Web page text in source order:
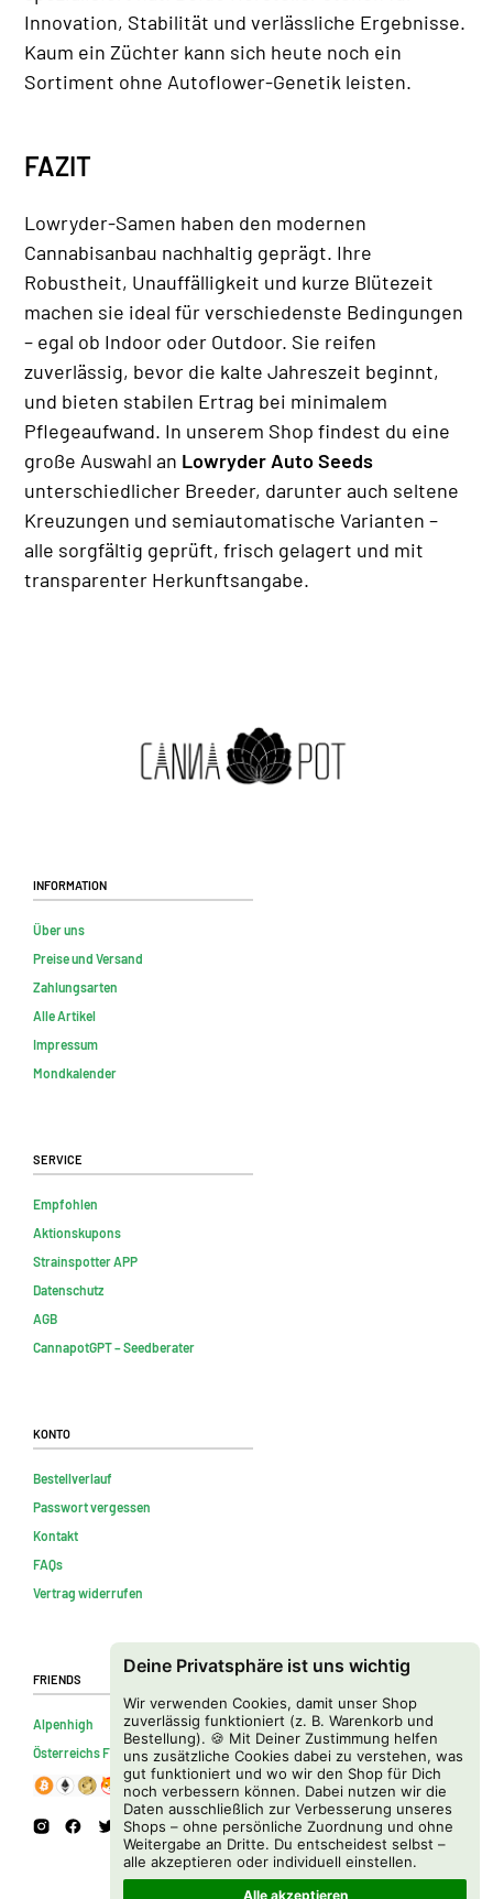
Deine Privatsphäre ist uns wichtig
Wir verwenden Cookies, damit unser Shop
zuverlässig funktioniert (z. B. Warenkorb und
Bestellung). 🍪 Mit Deiner Zustimmung helfen
uns zusätzliche Cookies dabei zu verstehen, was
gut funktioniert und wo wir den Shop für Dich
noch verbessern können. Dabei nutzen wir die
Daten ausschließlich zur Verbesserung unseres
Shops – ohne persönliche Zuordnung und ohne
Weitergabe an Dritte. Du entscheidest selbst –
alle akzeptieren oder individuell einstellen.
Alle akzeptieren
Innovation, Stabilität und verlässliche Ergebnisse.
Kaum ein Züchter kann sich heute noch ein
Sortiment ohne Autoflower-Genetik leisten.
FAZIT
Lowryder-Samen haben den modernen
Cannabisanbau nachhaltig geprägt. Ihre
Robustheit, Unauffälligkeit und kurze Blütezeit
machen sie ideal für verschiedenste Bedingungen
– egal ob Indoor oder Outdoor. Sie reifen
zuverlässig, bevor die kalte Jahreszeit beginnt,
und bieten stabilen Ertrag bei minimalem
Pflegeaufwand. In unserem Shop findest du eine
große Auswahl an Lowryder Auto Seeds
unterschiedlicher Breeder, darunter auch seltene
Kreuzungen und semiautomatische Varianten –
alle sorgfältig geprüft, frisch gelagert und mit
transparenter Herkunftsangabe.
Information
Über uns
Preise und Versand
Zahlungsarten
Alle Artikel
Impressum
Mondkalender
Service
Empfohlen
Aktionskupons
Strainspotter APP
Datenschutz
AGB
CannapotGPT – Seedberater
Konto
Bestellverlauf
Passwort vergessen
Kontakt
FAQs
Vertrag widerrufen
Friends
Alpenhigh
Österreichs Firmenverzeichnis